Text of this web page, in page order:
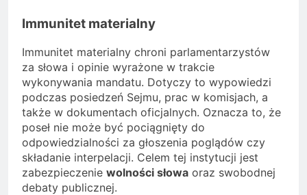
Immunitet materialny
Immunitet materialny chroni parlamentarzystów
za słowa i opinie wyrażone w trakcie
wykonywania mandatu. Dotyczy to wypowiedzi
podczas posiedzeń Sejmu, prac w komisjach, a
także w dokumentach oficjalnych. Oznacza to, że
poseł nie może być pociągnięty do
odpowiedzialności za głoszenia poglądów czy
składanie interpelacji. Celem tej instytucji jest
zabezpieczenie wolności słowa oraz swobodnej
debaty publicznej.